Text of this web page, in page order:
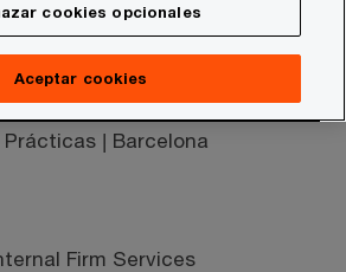
Prácticas | Barcelona
Firm Services
cookies opcionales
Aceptar cookies